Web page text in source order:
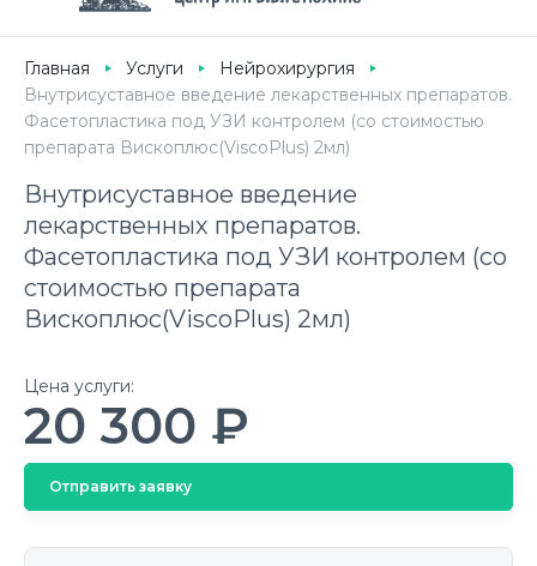
Главная Услуги
Нейрохирургия
Внутрисуставное введение лекарственных препаратов.
Фасетопластика под УЗИ контролем (со стоимостью
препарата Вископлюс(ViscoPlus) 2мл)
Внутрисуставное введение
лекарственных препаратов.
Фасетопластика под УЗИ контролем (со
стоимостью препарата
Вископлюс(ViscoPlus) 2мл)
Цена услуги:
20 300 ₽
Отправить заявку